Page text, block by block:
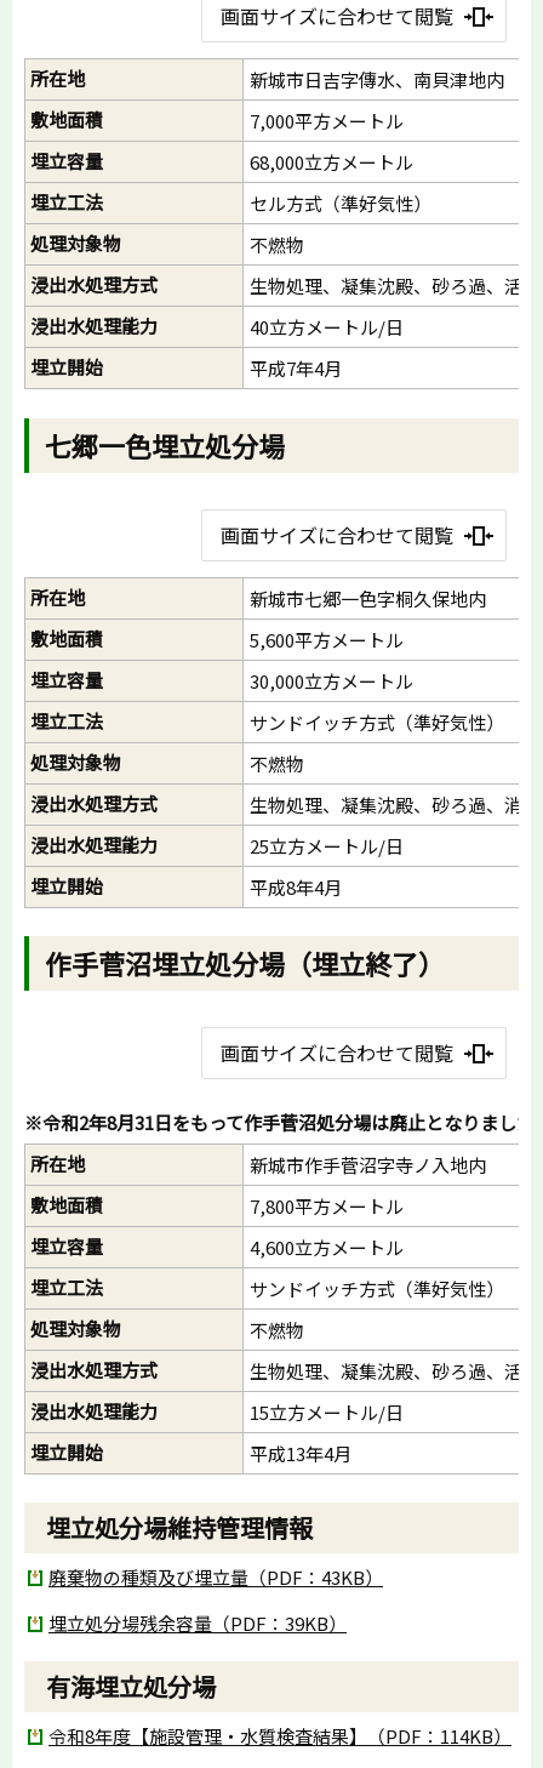
画面サイズに合わせて閲覧
所在地
新城市日吉字傳水、南貝津地内
敷地面積
7,000平方メートル
埋立容量
68,000立方メートル
埋立工法
セル方式（準好気性）
処理対象物
不燃物
浸出水処理方式
生物処理、凝集沈殿、砂ろ過、活
浸出水処理能力
40立方メートル/日
埋立開始
平成7年4月
七郷一色埋立処分場
画面サイズに合わせて閲覧
所在地
新城市七郷一色字桐久保地内
敷地面積
5,600平方メートル
埋立容量
30,000立方メートル
埋立工法
サンドイッチ方式（準好気性）
処理対象物
不燃物
浸出水処理方式
生物処理、凝集沈殿、砂ろ過、消毒
浸出水処理能力
25立方メートル/日
埋立開始
平成8年4月
作手菅沼埋立処分場（埋立終了）
画面サイズに合わせて閲覧
※令和2年8月31日をもって作手菅沼処分場は廃止となりました
所在地
新城市作手菅沼字寺ノ入地内
敷地面積
7,800平方メートル
埋立容量
4,600立方メートル
埋立工法
サンドイッチ方式（準好気性）
処理対象物
不燃物
浸出水処理方式
生物処理、凝集沈殿、砂ろ過、活
浸出水処理能力
15立方メートル/日
埋立開始
平成13年4月
埋立処分場維持管理情報
廃棄物の種類及び埋立量（PDF：43KB）
埋立処分場残余容量（PDF：39KB）
有海埋立処分場
令和8年度【施設管理・水質検査結果】（PDF：114KB）